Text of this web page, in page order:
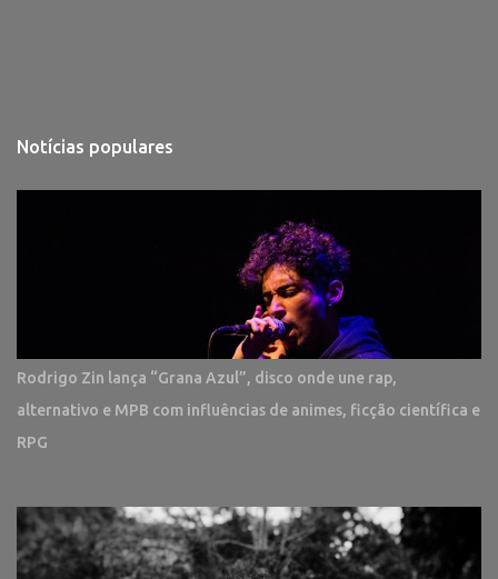
Notícias populares
Rodrigo Zin lança “Grana Azul”, disco onde une rap,
alternativo e MPB com influências de animes, ficção científica e
RPG